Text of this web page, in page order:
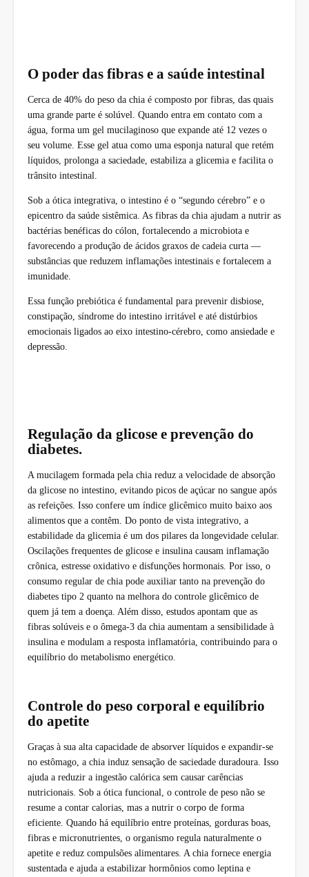
O poder das fibras e a saúde intestinal
Cerca de 40% do peso da chia é composto por fibras, das quais
uma grande parte é solúvel. Quando entra em contato com a
água, forma um gel mucilaginoso que expande até 12 vezes o
seu volume. Esse gel atua como uma esponja natural que retém
líquidos, prolonga a saciedade, estabiliza a glicemia e facilita o
trânsito intestinal.
Sob a ótica integrativa, o intestino é o “segundo cérebro” e o
epicentro da saúde sistêmica. As fibras da chia ajudam a nutrir as
bactérias benéficas do cólon, fortalecendo a microbiota e
favorecendo a produção de ácidos graxos de cadeia curta —
substâncias que reduzem inflamações intestinais e fortalecem a
imunidade.
Essa função prebiótica é fundamental para prevenir disbiose,
constipação, síndrome do intestino irritável e até distúrbios
emocionais ligados ao eixo intestino-cérebro, como ansiedade e
depressão.
Regulação da glicose e prevenção do
diabetes.
A mucilagem formada pela chia reduz a velocidade de absorção
da glicose no intestino, evitando picos de açúcar no sangue após
as refeições. Isso confere um índice glicêmico muito baixo aos
alimentos que a contêm. Do ponto de vista integrativo, a
estabilidade da glicemia é um dos pilares da longevidade celular.
Oscilações frequentes de glicose e insulina causam inflamação
crônica, estresse oxidativo e disfunções hormonais. Por isso, o
consumo regular de chia pode auxiliar tanto na prevenção do
diabetes tipo 2 quanto na melhora do controle glicêmico de
quem já tem a doença. Além disso, estudos apontam que as
fibras solúveis e o ômega-3 da chia aumentam a sensibilidade à
insulina e modulam a resposta inflamatória, contribuindo para o
equilíbrio do metabolismo energético.
Controle do peso corporal e equilíbrio
do apetite
Graças à sua alta capacidade de absorver líquidos e expandir-se
no estômago, a chia induz sensação de saciedade duradoura. Isso
ajuda a reduzir a ingestão calórica sem causar carências
nutricionais. Sob a ótica funcional, o controle de peso não se
resume a contar calorias, mas a nutrir o corpo de forma
eficiente. Quando há equilíbrio entre proteínas, gorduras boas,
fibras e micronutrientes, o organismo regula naturalmente o
apetite e reduz compulsões alimentares. A chia fornece energia
sustentada e ajuda a estabilizar hormônios como leptina e